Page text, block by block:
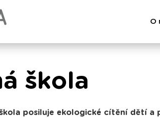
O
škola
posiluje ekologické cítění dětí